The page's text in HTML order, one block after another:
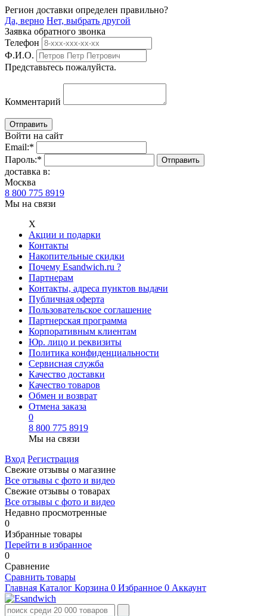
Регион доставки определен правильно?
Да, верно Нет, выбрать другой
Заявка обратного звонка
Телефон
Ф.И.О.
Представьтесь пожалуйста.
Комментарий
Войти на сайт
Email:*
Пароль:*
доставка в:
Москва
8 800 775 8919
Мы на связи
Х
Акции и подарки
Контакты
Накопительные скидки
Почему Esandwich.ru ?
Партнерам
Контакты, адреса пунктов выдачи
Публичная оферта
Пользовательское соглашение
Партнерская программа
Корпоративным клиентам
Юр. лицо и реквизиты
Политика конфиденциальности
Сервисная служба
Качество доставки
Качество товаров
Обмен и возврат
Отмена заказа
0
8 800 775 8919
Мы на связи
Вход Регистрация
Свежие отзывы о магазине
Все отзывы с фото и видео
Свежие отзывы о товарах
Все отзывы c фото и видео
Недавно просмотренные
0
Избранные товары
Перейти в избранное
0
Сравнение
Сравнить товары
Главная Каталог Корзина 0 Избранное 0 Аккаунт